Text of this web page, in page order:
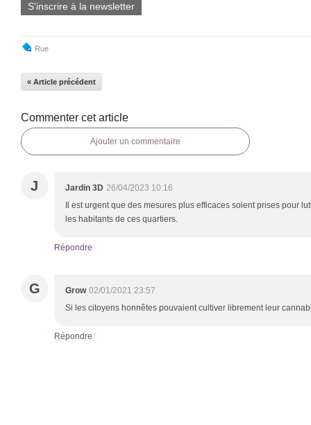
S'inscrire à la newsletter
Rue
« Article précédent
Commenter cet article
Ajouter un commentaire
J Jardin 3D 26/04/2023 10:16
Il est urgent que des mesures plus efficaces soient prises pour
les habitants de ces quartiers.
Répondre
G Grow 02/01/2021 23:57
Si les citoyens honnêtes pouvaient cultiver librement leur
Répondre